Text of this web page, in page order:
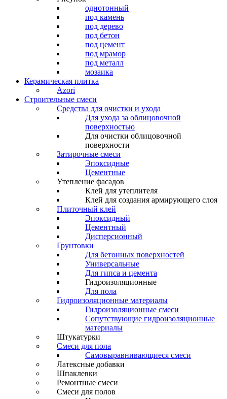
однотонный
под камень
под дерево
под бетон
под цемент
под мрамор
под металл
мозаика
Керамическая плитка
Azori
Строительные смеси
Средства для очистки и ухода
Для ухода за облицовочной
поверхностью
Для очистки облицовочной
поверхности
Затирочные смеси
Эпоксидные
Цементные
Утепление фасадов
Клей для утеплителя
Клей для создания армирующего слоя
Плиточный клей
Эпоксидный
Цементный
Дисперсионный
Грунтовки
Для бетонных поверхностей
Универсальные
Для гипса и цемента
Гидроизоляционные
Для пола
Гидроизоляционные материалы
Гидроизоляционные смеси
Сопутствующие гидроизоляционные
материалы
Штукатурки
Смеси для пола
Самовыравнивающиеся смеси
Латексные добавки
Шпаклевки
Ремонтные смеси
Смеси для полов